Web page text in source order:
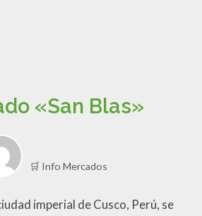
«San Blas»
🛒 Info Mercados
imperial de Cusco, Perú, se